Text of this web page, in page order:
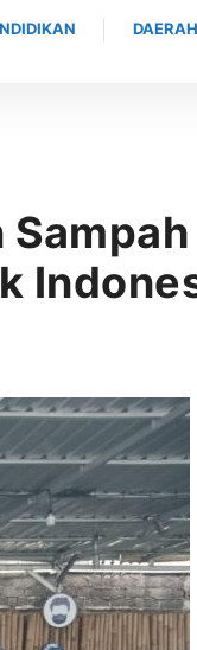
DAERAH
Kontribusi Alumni MAN 1